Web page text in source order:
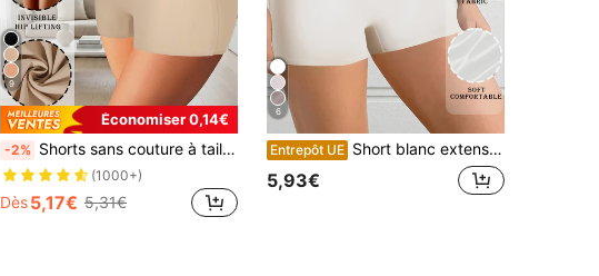
9
Économiser 0,14€
-2% Shorts sans couture à taille haute pour femmes, shorts en soie de glace, shorts pour femmes, shorts boyshorts, culottes shorts, boxers, shorts de yoga
(1000+)
Dès5,17€ 5,31€
6
Entrepôt UE Short blanc extensible sans couture pour femmes, short sans couture soyeux, sous-vêtements sans couture pour femmes anti-frottements avec ourlet non enroulant, lingerie pour femmes, culottes pour femmes, convient pour le printemps/l'été
5,93€